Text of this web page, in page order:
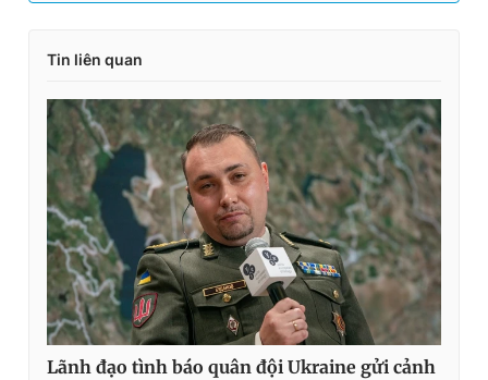
Tin liên quan
Lãnh đạo tình báo quân đội Ukraine gửi cảnh